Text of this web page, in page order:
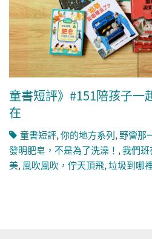
童書短評》#151陪孩子一
在
童書短評,你的地方系列,野營那
發明肥皂，不是為了洗澡！ ,我們
美,風吹風吹，佇天頂飛,垃圾到哪